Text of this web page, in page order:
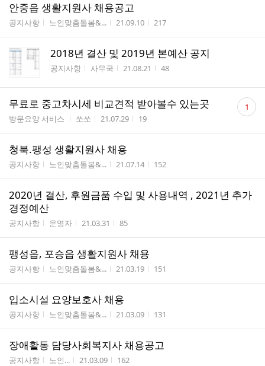
안중읍 생활지원사 채용공고
게시판명
공지사항 작성자
노인맞춤돌봄&... 작성시간
21.09.10 조회수
217
2018년 결산 및 2019년 본예산 공지
게시판명
공지사항 작성자
사무국 작성시간
21.08.21 조회수
48
무료로 중고차시세 비교견적 받아볼수 있는곳
게시판명
방문요양 서비스 작성자
쏘쏘 작성시간
21.07.29 조회수
19
댓
글 1
청북.팽성 생활지원사 채용
게시판명
공지사항 작성자
노인맞춤돌봄&... 작성시간
21.07.14 조회수
152
2020년 결산, 후원금품 수입 및 사용내역 , 2021년 추가
경정예산
게시판명
공지사항 작성자
운영자 작성시간
21.03.31 조회수
85
팽성읍, 포승읍 생활지원사 채용
게시판명
공지사항 작성자
노인맞춤돌봄&... 작성시간
21.03.19 조회수
151
입소시설 요양보호사 채용
게시판명
공지사항 작성자
노인맞춤돌봄&... 작성시간
21.03.09 조회수
131
장애활동 담당사회복지사 채용공고
게시판명
공지사항 작성자
노인... 작성시간
21.03.09 조회수
162